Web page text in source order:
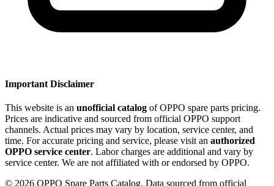
Important Disclaimer
This website is an unofficial catalog of OPPO spare parts pricing.
Prices are indicative and sourced from official OPPO support
channels. Actual prices may vary by location, service center, and
time. For accurate pricing and service, please visit an authorized
OPPO service center. Labor charges are additional and vary by
service center. We are not affiliated with or endorsed by OPPO.
© 2026 OPPO Spare Parts Catalog. Data sourced from official